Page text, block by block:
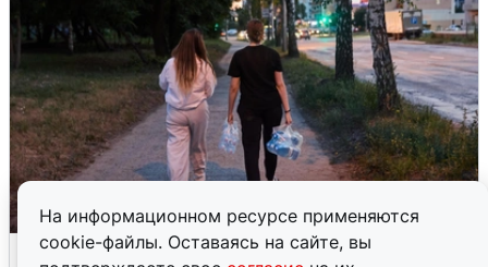
На информационном ресурсе применяются
cookie-файлы. Оставаясь на сайте, вы
Опубликована карта отключений